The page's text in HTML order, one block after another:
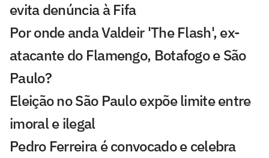
evita denúncia à Fifa
Por onde anda Valdeir 'The Flash', ex-
atacante do Flamengo, Botafogo e São
Paulo?
Eleição no São Paulo expõe limite entre
imoral e ilegal
Pedro Ferreira é convocado e celebra